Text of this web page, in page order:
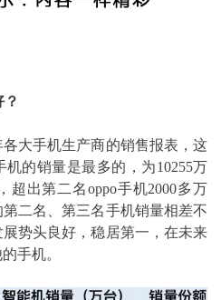
大手机生产商的销售报表，这
机的销量是最多的，为10255万
超出第二名oppo手机2000多万
二名、第三名手机销量相差不
势头良好，稳居第一，在未来
手机。